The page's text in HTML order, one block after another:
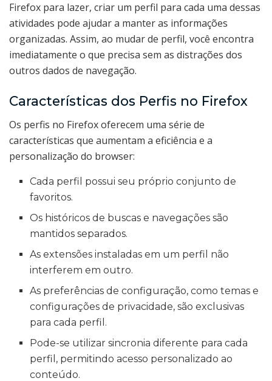
Firefox para lazer, criar um perfil para cada uma dessas
atividades pode ajudar a manter as informações
organizadas. Assim, ao mudar de perfil, você encontra
imediatamente o que precisa sem as distrações dos
outros dados de navegação.
Características dos Perfis no Firefox
Os perfis no Firefox oferecem uma série de
características que aumentam a eficiência e a
personalização do browser:
Cada perfil possui seu próprio conjunto de
favoritos.
Os históricos de buscas e navegações são
mantidos separados.
As extensões instaladas em um perfil não
interferem em outro.
As preferências de configuração, como temas e
configurações de privacidade, são exclusivas
para cada perfil.
Pode-se utilizar sincronia diferente para cada
perfil, permitindo acesso personalizado ao
conteúdo.